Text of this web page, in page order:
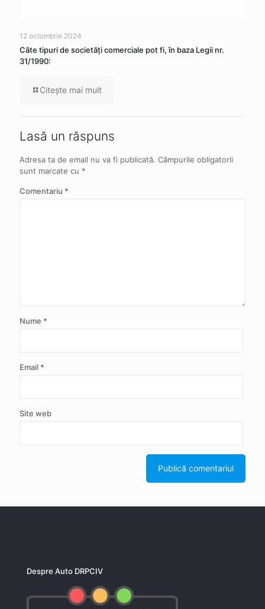
12 octombrie 2024
Câte tipuri de societăţi comerciale pot fi, în baza Legii nr.
31/1990:
Citeşte mai mult
Lasă un răspuns
Adresa ta de email nu va fi publicată. Câmpurile obligatorii
sunt marcate cu *
Comentariu *
Nume *
Email *
Site web
Despre Auto DRPCIV